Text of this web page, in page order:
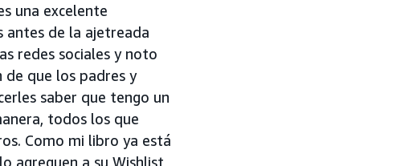
una excelente
antes de la ajetreada
redes sociales y noto
de que los padres y
saber que tengo un
todos los que
Como mi libro ya está
agreguen a su Wishlist